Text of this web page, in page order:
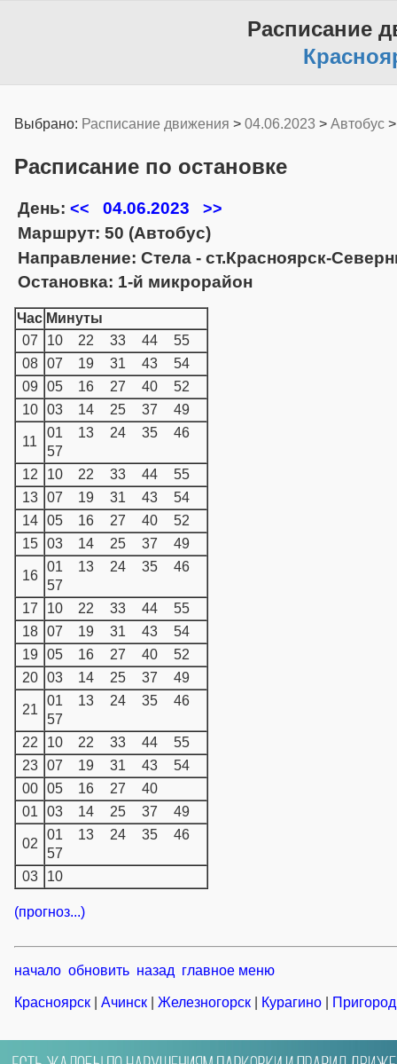
Расписание
Выбрано: Расписание движения > 04.06.2023 > Автобус
Расписание по остановке
День: << 04.06.2023 >>
Маршрут: 50 (Автобус)
Направление: Стела - ст.Красноярск-
Остановка: 1-й микрорайон
Час Минуты
07
10 22 33 44
55
08
07 19 31 43
54
09
05 16 27 40
52
10
03 14 25 37 49
11
01 13 24 35
46
57
12
10 22 33 44
55
13
07 19 31 43
54
14
05 16 27 40
52
15
03 14 25 37 49
16
01 13 24 35
46
57
17
10 22 33 44
55
18
07 19 31 43
54
19
05 16 27 40
52
20
03 14 25 37 49
21
01 13 24 35
46
57
22
10 22 33 44
55
23
07 19 31 43
54
00
05 16 27
40
01
03 14 25 37 49
02
01 13 24 35
46
57
03
10
(прогноз...)
начало обновить назад главное меню
Красноярск Ачинск Железногорск Курагино